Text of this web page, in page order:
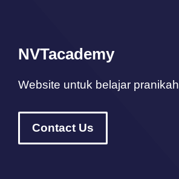
NVTacademy
Website untuk belajar pranikah
Contact Us